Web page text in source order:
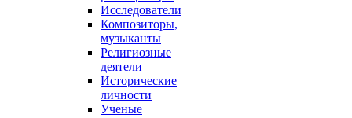
Исследователи
Композиторы,
музыканты
Религиозные
деятели
Исторические
личности
Ученые